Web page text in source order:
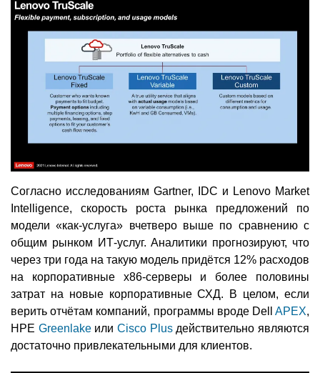
Согласно исследованиям Gartner, IDC и Lenovo Market
Intelligence, скорость роста рынка предложений по
модели «как-услуга» вчетверо выше по сравнению с
общим рынком ИТ-услуг. Аналитики прогнозируют, что
через три года на такую модель придётся 12% расходов
на корпоративные x86-серверы и более половины
затрат на новые корпоративные СХД. В целом, если
верить отчётам компаний, программы вроде Dell APEX,
HPE GreenlakeилиCisco Plusдействительно являются
достаточно привлекательными для клиентов.